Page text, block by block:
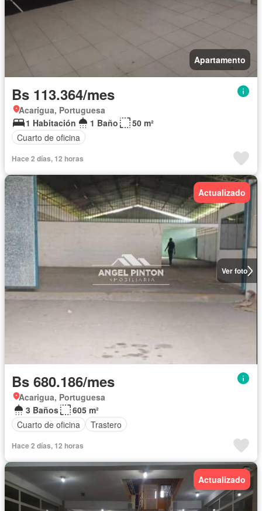
Apartamento
Bs 113.364/mes
Acarigua, Portuguesa
1 Habitación
1 Baño
50 m²
Cuarto de oficina
Hace 2 días, 12 horas
Ver foto
Actualizado
Bs 680.186/mes
Acarigua, Portuguesa
3 Baños
605 m²
Cuarto de oficina
Trastero
Hace 2 días, 12 horas
Actualizado